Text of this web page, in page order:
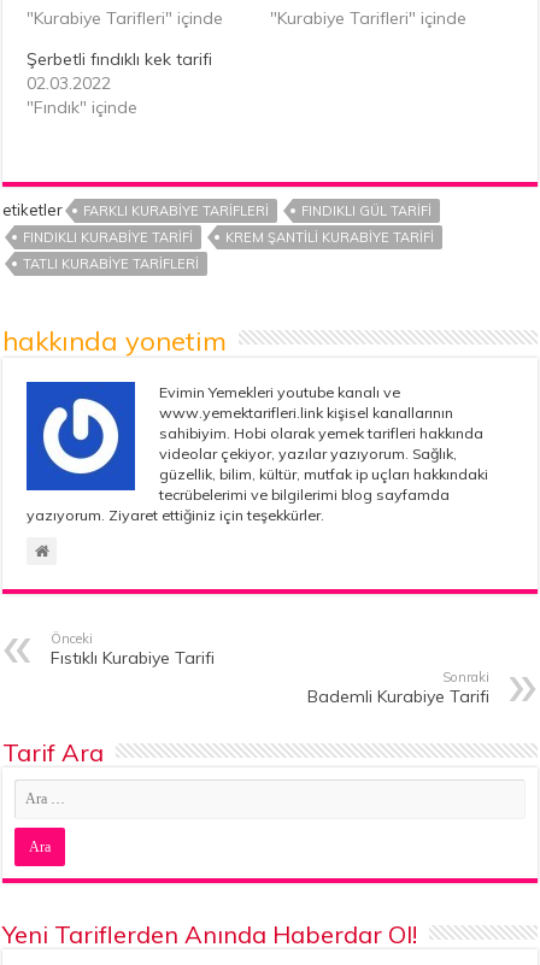
"Kurabiye Tarifleri" içinde
"Kurabiye Tarifleri" içinde
Şerbetli fındıklı kek tarifi
02.03.2022
"Fındık" içinde
etiketler FARKLI KURABIYE TARIFLERI
FINDIKLI GÜL TARIFI
FINDIKLI KURABIYE TARIFI
KREM ŞANTILI KURABIYE TARIFI
TATLI KURABIYE TARIFLERI
hakkında yonetim
Evimin Yemekleri youtube kanalı ve
www.yemektarifleri.link kişisel kanallarının
sahibiyim. Hobi olarak yemek tarifleri hakkında
videolar çekiyor, yazılar yazıyorum. Sağlık,
güzellik, bilim, kültür, mutfak ip uçları hakkındaki
tecrübelerimi ve bilgilerimi blog sayfamda
yazıyorum. Ziyaret ettiğiniz için teşekkürler.
Önceki
Fıstıklı Kurabiye Tarifi
Sonraki
Bademli Kurabiye Tarifi
Tarif Ara
Yeni Tariflerden Anında Haberdar Ol!